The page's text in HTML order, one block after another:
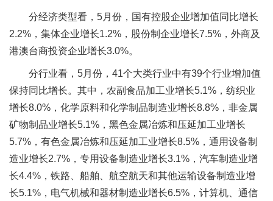
分经济类型看，5月份，国有控股企业增加值同比增长
2.2%，集体企业增长1.2%，股份制企业增长7.5%，外商及
港澳台商投资企业增长3.0%。
分行业看，5月份，41个大类行业中有39个行业增加值
保持同比增长。其中，农副食品加工业增长5.1%，纺织业
增长8.0%，化学原料和化学制品制造业增长8.8%，非金属
矿物制品业增长5.1%，黑色金属冶炼和压延加工业增长
5.7%，有色金属冶炼和压延加工业增长8.5%，通用设备制
造业增长2.7%，专用设备制造业增长3.1%，汽车制造业增
长4.4%，铁路、船舶、航空航天和其他运输设备制造业增
长5.1%，电气机械和器材制造业增长6.5%，计算机、通信